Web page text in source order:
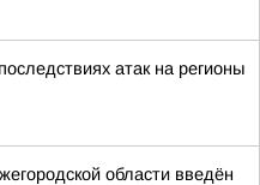
атак на регионы
области введён